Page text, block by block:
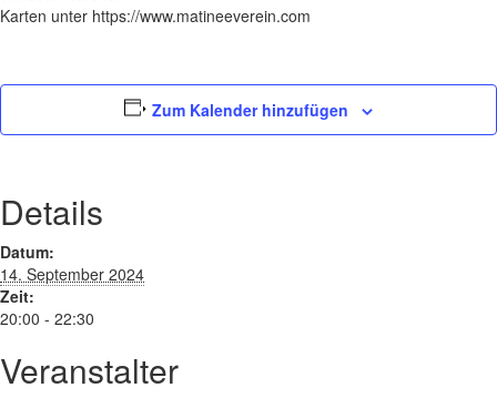
Karten unter https://www.matineeverein.com
Zum Kalender hinzufügen
Details
Datum:
14. September 2024
Zeit:
20:00 - 22:30
Veranstalter